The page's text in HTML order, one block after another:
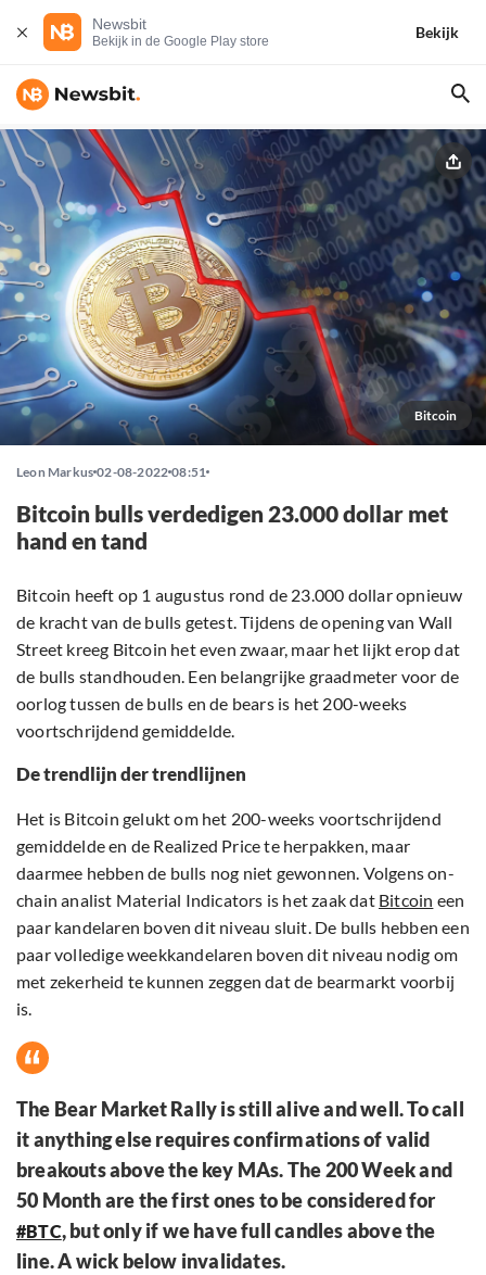
Newsbit
Bekijk in de Google Play store
Bekijk
Bitcoin
Leon Markus 02-08-2022 08:51
Bitcoin bulls verdedigen 23.000 dollar met
hand en tand
Bitcoin heeft op 1 augustus rond de 23.000 dollar opnieuw
de kracht van de bulls getest. Tijdens de opening van Wall
Street kreeg Bitcoin het even zwaar, maar het lijkt erop dat
de bulls standhouden. Een belangrijke graadmeter voor de
oorlog tussen de bulls en de bears is het 200-weeks
voortschrijdend gemiddelde.
De trendlijn der trendlijnen
Het is Bitcoin gelukt om het 200-weeks voortschrijdend
gemiddelde en de Realized Price te herpakken, maar
daarmee hebben de bulls nog niet gewonnen. Volgens on-
chain analist Material Indicators is het zaak dat Bitcoin een
paar kandelaren boven dit niveau sluit. De bulls hebben een
paar volledige weekkandelaren boven dit niveau nodig om
met zekerheid te kunnen zeggen dat de bearmarkt voorbij
is.
The Bear Market Rally is still alive and well. To call
it anything else requires confirmations of valid
breakouts above the key MAs. The 200 Week and
50 Month are the first ones to be considered for
#BTC, but only if we have full candles above the
line. A wick below invalidates.